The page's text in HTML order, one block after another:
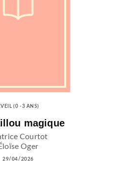
(0 -3 ANS)
magique
Courtot
Éloïse Oger
29/04/2026